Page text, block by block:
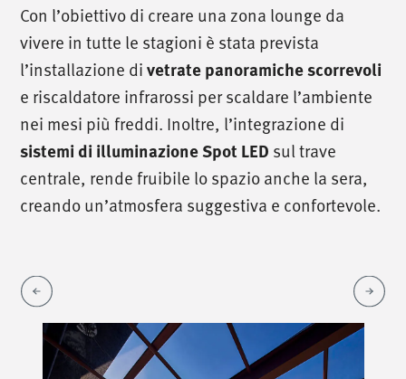
Con l’obiettivo di creare una zona lounge da
vivere in tutte le stagioni è stata prevista
l’installazione divetrate panoramiche scorrevoli
e riscaldatore infrarossi per scaldare l’ambiente
nei mesi più freddi. Inoltre, l’integrazione di
sistemi di illuminazione Spot LED sul trave
centrale, rende fruibile lo spazio anche la sera,
creando un’atmosfera suggestiva e confortevole.